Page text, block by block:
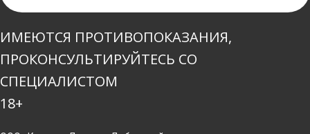
ИМЕЮТСЯ ПРОТИВОПОКАЗАНИЯ,
ПРОКОНСУЛЬТИРУЙТЕСЬ СО
СПЕЦИАЛИСТОМ
18+